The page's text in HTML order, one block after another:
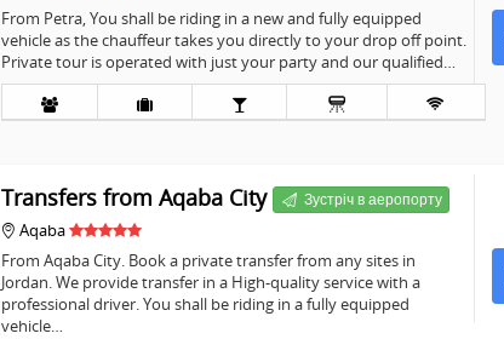
From Petra, You shall be riding in a new and fully equipped
vehicle as the chauffeur takes you directly to your drop off point.
Private tour is operated with just your party and our qualified…
Transfers from Aqaba City Зустріч в аеропорту
Aqaba
From Aqaba City. Book a private transfer from any sites in
Jordan. We provide transfer in a High-quality service with a
professional driver. You shall be riding in a fully equipped
vehicle…